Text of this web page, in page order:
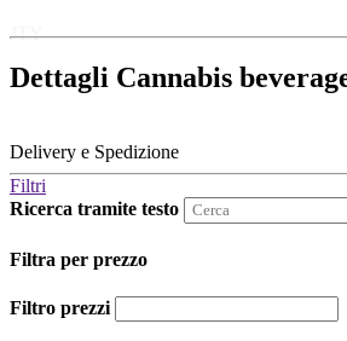
JTY
Dettagli Cannabis
Delivery e Spedizione
Filtri
Ricerca tramite testo
Filtra per prezzo
Filtro prezzi